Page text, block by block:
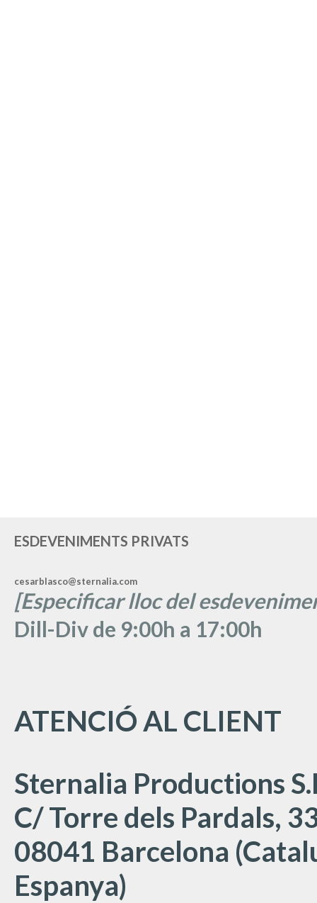
ESDEVENIMENTS PRIVATS
cesarblasco@sternalia.com
[Especificar lloc del
Dill-Div de 9:00h a 17:00h
ATENCIÓ AL CLIENT
Sternalia Productions
C/ Torre dels Pardals,
08041 Barcelona
Espanya)